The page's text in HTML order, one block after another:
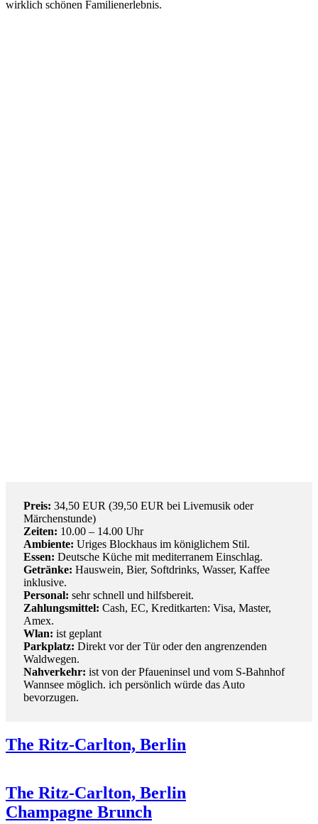
wirklich schönen Familienerlebnis.
Preis: 34,50 EUR (39,50 EUR bei Livemusik oder
Märchenstunde)
Zeiten: 10.00 – 14.00 Uhr
Ambiente: Uriges Blockhaus im königlichem Stil.
Essen: Deutsche Küche mit mediterranem Einschlag.
Getränke: Hauswein, Bier, Softdrinks, Wasser, Kaffee
inklusive.
Personal: sehr schnell und hilfsbereit.
Zahlungsmittel: Cash, EC, Kreditkarten: Visa, Master,
Amex.
Wlan: ist geplant
Parkplatz: Direkt vor der Tür oder den angrenzenden
Waldwegen.
Nahverkehr: ist von der Pfaueninsel und vom S-Bahnhof
Wannsee möglich. ich persönlich würde das Auto
bevorzugen.
The Ritz-Carlton, Berlin
The Ritz-Carlton, Berlin
Champagne Brunch